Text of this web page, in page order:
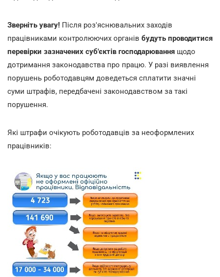
Зверніть увагу! Після роз'яснювальних заходів
працівниками контролюючих органів будуть проводитися
перевірки зазначених суб'єктів господарювання щодо
дотримання законодавства про працю. У разі виявлення
порушень роботодавцям доведеться сплатити значні
суми штрафів, передбачені законодавством за такі
порушення.
Які штрафи очікують роботодавців за неоформлених
працівників: